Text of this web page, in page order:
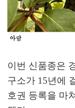
이번 신품종은
구소가 15년에
호권 등록을 마